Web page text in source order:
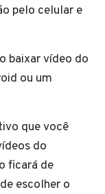
pelo celular e
baixar vídeo do
ou um
que você
do
ficará de
escolher o